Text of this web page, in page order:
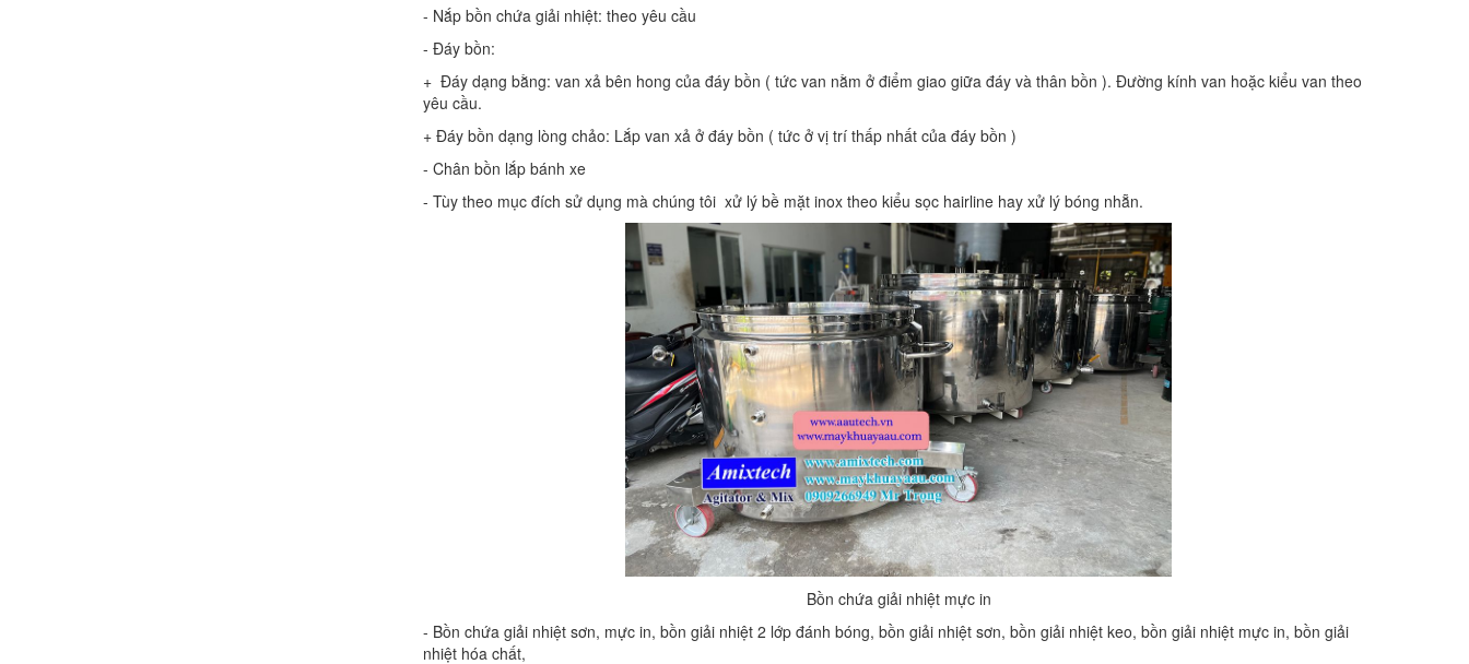
- Nắp bồn chứa giải nhiệt: theo yêu cầu
- Đáy bồn:
+ Đáy dạng bằng: van xả bên hong của đáy bồn ( tức van nằm ở điểm giao giữa đáy và thân bồn ). Đường kính van hoặc kiểu van theo
yêu cầu.
+ Đáy bồn dạng lòng chảo: Lắp van xả ở đáy bồn ( tức ở vị trí thấp nhất của đáy bồn )
- Chân bồn lắp bánh xe
- Tùy theo mục đích sử dụng mà chúng tôi xử lý bề mặt inox theo kiểu sọc hairline hay xử lý bóng nhẵn.
Bồn chứa giải nhiệt mực in
- Bồn chứa giải nhiệt sơn, mực in, bồn giải nhiệt 2 lớp đánh bóng, bồn giải nhiệt sơn, bồn giải nhiệt keo, bồn giải nhiệt mực in, bồn giải
nhiệt hóa chất,